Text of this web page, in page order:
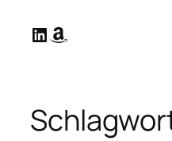
LinkedIn
Amazon